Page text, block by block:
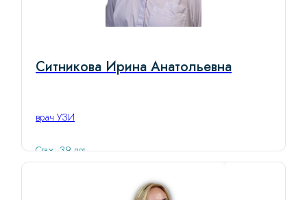
Ситникова Ирина Анатольевна
врач УЗИ
Стаж: 39 лет